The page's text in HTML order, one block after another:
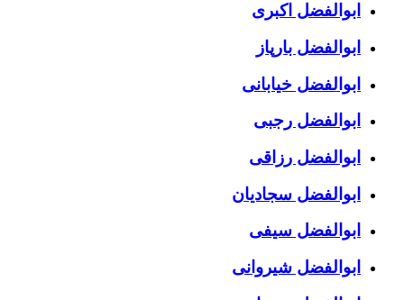
ابوالفضل اکبری
ابوالفضل بارپاز
ابوالفضل خیابانی
ابوالفضل رجبی
ابوالفضل رزاقی
ابوالفضل سجادیان
ابوالفضل سیفی
ابوالفضل شیروانی